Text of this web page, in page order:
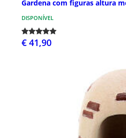
Gardena com figuras altura
DISPONÍVEL
€ 41,90